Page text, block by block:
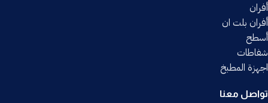
أفران
أفران بلت ان
أسطح
شفاطات
اجهزة المطبخ
تواصل معنا